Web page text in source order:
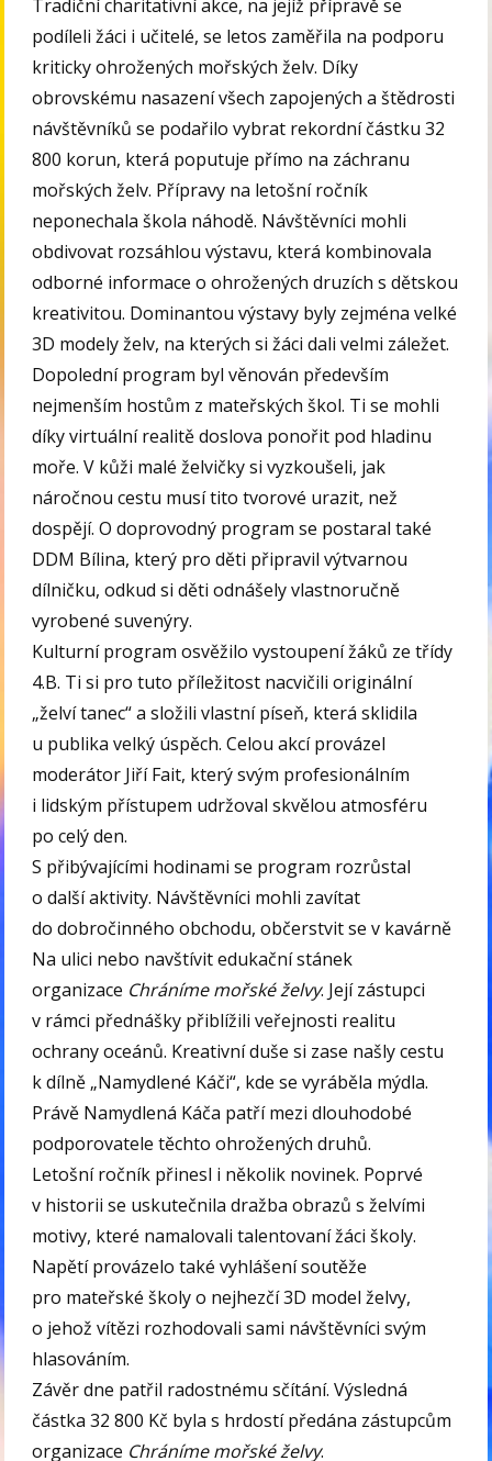
Tradiční charitativní akce, na jejíž přípravě se
podíleli žáci i učitelé, se letos zaměřila na podporu
kriticky ohrožených mořských želv. Díky
obrovskému nasazení všech zapojených a štědrosti
návštěvníků se podařilo vybrat rekordní částku 32
800 korun, která poputuje přímo na záchranu
mořských želv. Přípravy na letošní ročník
neponechala škola náhodě. Návštěvníci mohli
obdivovat rozsáhlou výstavu, která kombinovala
odborné informace o ohrožených druzích s dětskou
kreativitou. Dominantou výstavy byly zejména velké
3D modely želv, na kterých si žáci dali velmi záležet.
Dopolední program byl věnován především
nejmenším hostům z mateřských škol. Ti se mohli
díky virtuální realitě doslova ponořit pod hladinu
moře. V kůži malé želvičky si vyzkoušeli, jak
náročnou cestu musí tito tvorové urazit, než
dospějí. O doprovodný program se postaral také
DDM Bílina, který pro děti připravil výtvarnou
dílničku, odkud si děti odnášely vlastnoručně
vyrobené suvenýry.
Kulturní program osvěžilo vystoupení žáků ze třídy
4.B. Ti si pro tuto příležitost nacvičili originální
„želví tanec“ a složili vlastní píseň, která sklidila
u publika velký úspěch. Celou akcí provázel
moderátor Jiří Fait, který svým profesionálním
i lidským přístupem udržoval skvělou atmosféru
po celý den.
S přibývajícími hodinami se program rozrůstal
o další aktivity. Návštěvníci mohli zavítat
do dobročinného obchodu, občerstvit se v kavárně
Na ulici nebo navštívit edukační stánek
organizace Chráníme mořské želvy. Její zástupci
v rámci přednášky přiblížili veřejnosti realitu
ochrany oceánů. Kreativní duše si zase našly cestu
k dílně „Namydlené Káči“, kde se vyráběla mýdla.
Právě Namydlená Káča patří mezi dlouhodobé
podporovatele těchto ohrožených druhů.
Letošní ročník přinesl i několik novinek. Poprvé
v historii se uskutečnila dražba obrazů s želvími
motivy, které namalovali talentovaní žáci školy.
Napětí provázelo také vyhlášení soutěže
pro mateřské školy o nejhezčí 3D model želvy,
o jehož vítězi rozhodovali sami návštěvníci svým
hlasováním.
Závěr dne patřil radostnému sčítání. Výsledná
částka 32 800 Kč byla s hrdostí předána zástupcům
organizace Chráníme mořské želvy.